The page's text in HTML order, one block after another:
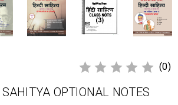
(0)
OPTIONAL NOTES